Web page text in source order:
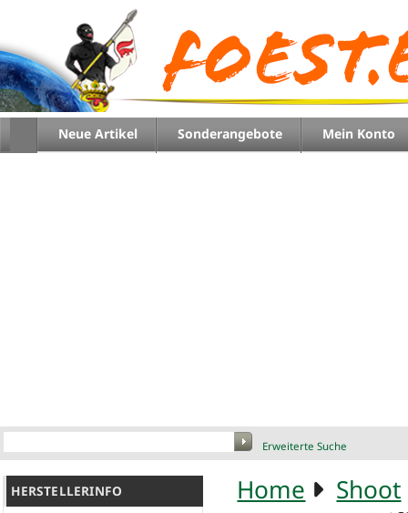
Neue Artikel Sonderangebote Mein Konto
Erweiterte Suche
HERSTELLERINFO Home
Shoot